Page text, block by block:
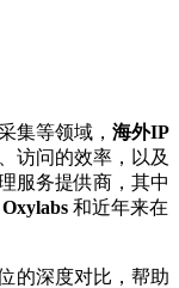
集等领域， 海外IP
访问的效率，以及
服务提供商，其中
Oxylabs 和近年来在
的深度对比，帮助